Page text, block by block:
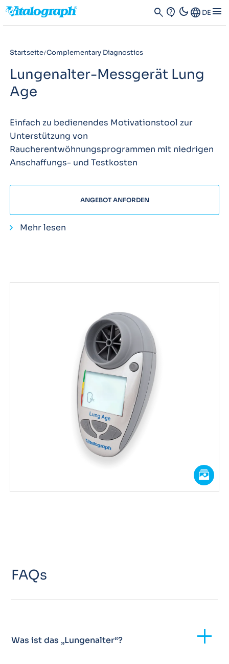
search contact_support dark_modeLanguage DE menu
Startseite Complementary Diagnostics
Lungenalter-Messgerät Lung
Age
Einfach zu bedienendes Motivationstool zur
Unterstützung von
Raucherentwöhnungsprogrammen mit niedrigen
Anschaffungs- und Testkosten
ANGEBOT ANFORDEN
Mehr lesen
FAQs
Was ist das „Lungenalter“? Add